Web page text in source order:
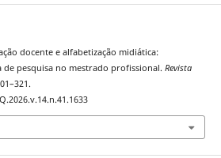
docente e alfabetização midiática:
de pesquisa no mestrado profissional. Revista